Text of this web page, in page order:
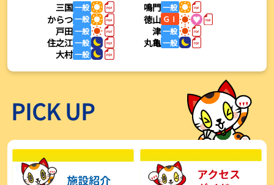
【ボートレース】４枠で優出の塚越海斗が強気節「攻めていくレー
スをします」／常滑 - 日刊スポーツ
2026年08月03日
【ボートレース】広瀬凜が接戦制して２着で優出「出足、回り足は
かなりいい状態」／常滑 - 日刊スポーツ
【とこなめボート】塚越海斗が優勝戦で脅威の伸びを披露する「合
2026年08月03日
【とこなめボート】広瀬凜は準優で見つかった課題の克服へ「結果
的に１着を取れればいい」
三国一般 鳴門一般
からつ一般 徳山 ＧⅠ
戸田一般 津一般
住之江一般 丸亀一般
大村一般
PICK UP